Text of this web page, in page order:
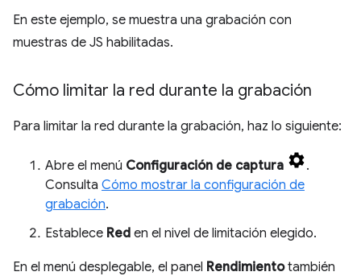
En este ejemplo, se muestra una grabación con
muestras de JS habilitadas.
Cómo limitar la red durante la grabación
Para limitar la red durante la grabación, haz lo siguiente:
Abre el menú Configuración de captura
.
Consulta Cómo mostrar la configuración de
grabación.
Establece Red en el nivel de limitación elegido.
En el menú desplegable, el panel Rendimientotambién